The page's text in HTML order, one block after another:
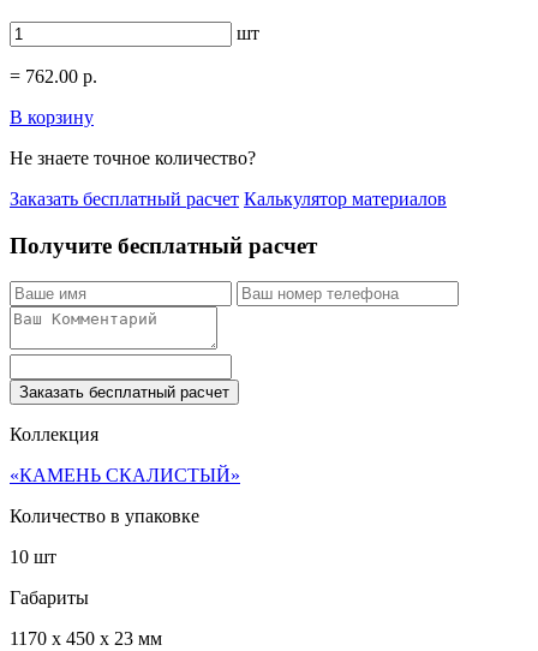
шт
= 762.00 р.
В корзину
Не знаете точное количество?
Заказать бесплатный расчет Калькулятор материалов
Получите бесплатный расчет
Заказать бесплатный расчет
Коллекция
«КАМЕНЬ СКАЛИСТЫЙ»
Количество в упаковке
10 шт
Габариты
1170 x 450 x 23 мм